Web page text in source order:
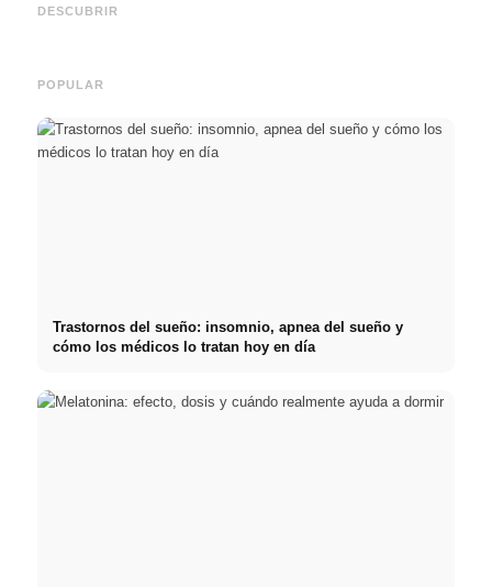
DESCUBRIR
Mehr Verkäufe durch gezieltes
POPULAR
Trastornos del sueño: insomnio, apnea del sueño y
cómo los médicos lo tratan hoy en día